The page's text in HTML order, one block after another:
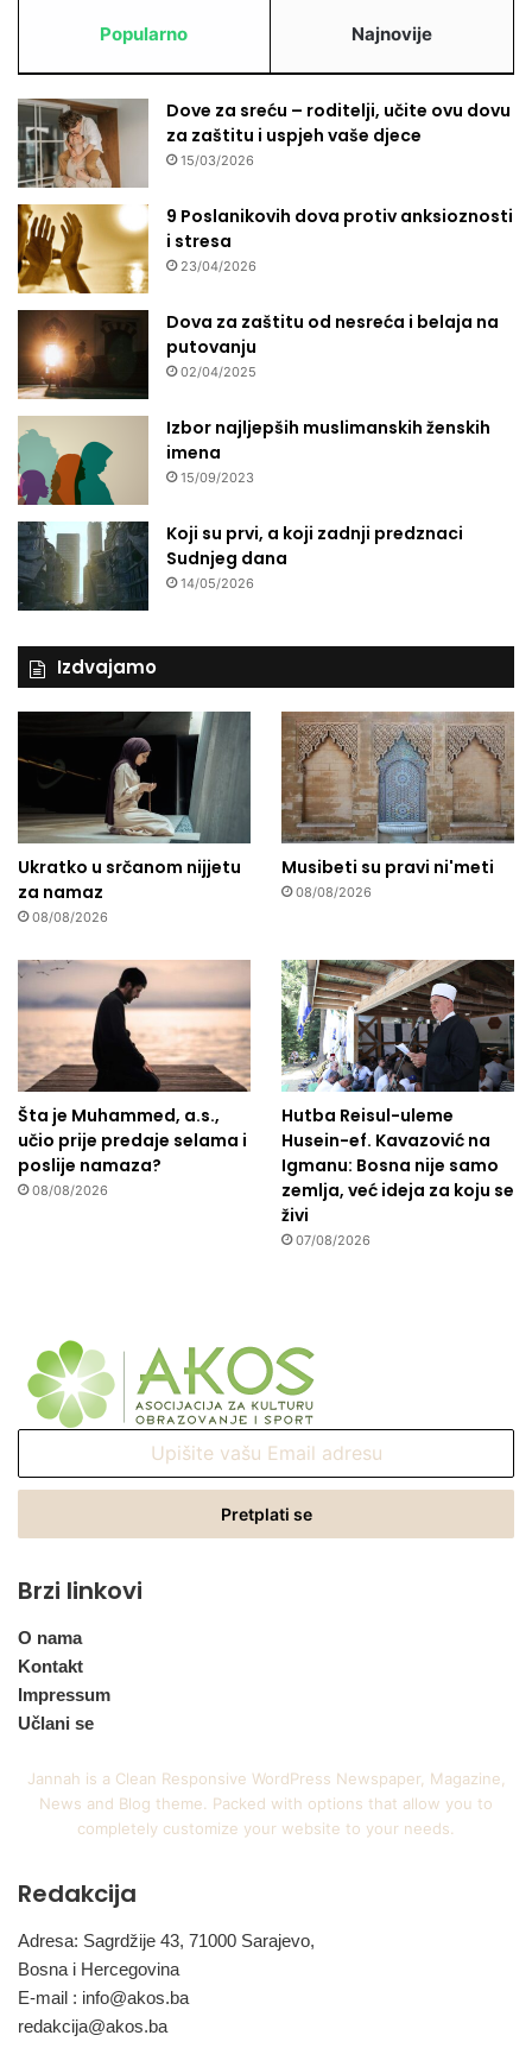
Popularno Najnovije
Dove za sreću – roditelji, učite ovu dovu
za zaštitu i uspjeh vaše djece
15/03/2026
9 Poslanikovih dova protiv anksioznosti
i stresa
23/04/2026
Dova za zaštitu od nesreća i belaja na
putovanju
02/04/2025
Izbor najljepših muslimanskih ženskih
imena
15/09/2023
Koji su prvi, a koji zadnji predznaci
Sudnjeg dana
14/05/2026
Izdvajamo
Ukratko u srčanom nijjetu
za namaz
08/08/2026
Musibeti su pravi ni'meti
08/08/2026
Šta je Muhammed, a.s.,
učio prije predaje selama i
poslije namaza?
08/08/2026
Hutba Reisul-uleme
Husein-ef. Kavazović na
Igmanu: Bosna nije samo
zemlja, već ideja za koju se
živi
07/08/2026
Email
Brzi linkovi
O nama
Kontakt
Impressum
Učlani se
Jannah is a Clean Responsive WordPress Newspaper, Magazine,
News and Blog theme. Packed with options that allow you to
completely customize your website to your needs.
Redakcija
Adresa: Sagrdžije 43, 71000 Sarajevo,
Bosna i Hercegovina
E-mail : info@akos.ba
redakcija@akos.ba